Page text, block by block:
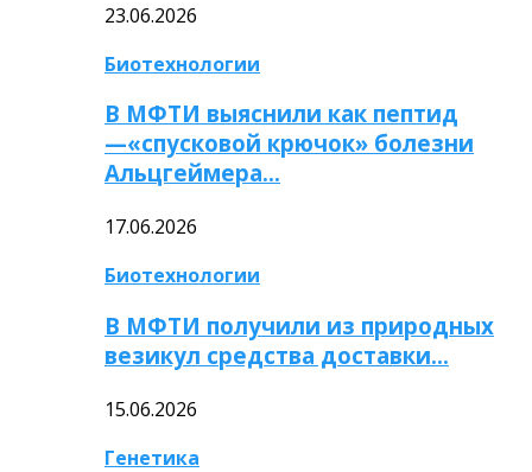
23.06.2026
Биотехнологии
В МФТИ выяснили как пептид
—«спусковой крючок» болезни
Альцгеймера…
17.06.2026
Биотехнологии
В МФТИ получили из природных
везикул средства доставки…
15.06.2026
Генетика